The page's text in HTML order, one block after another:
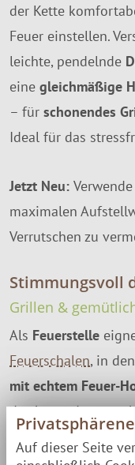
der Kette
Feuer einstellen.
leichte, pendelnde
eine gleichmäßige
– für schonendes
Ideal für das
Jetzt Neu:
maximalen
Verrutschen zu
Stimmungsvoll
Grillen &
Als Feuerstelle
Feuerschalen, in
mit echtem Feuer-
das besondere
Marshmallow-,
Auf dieser Seite